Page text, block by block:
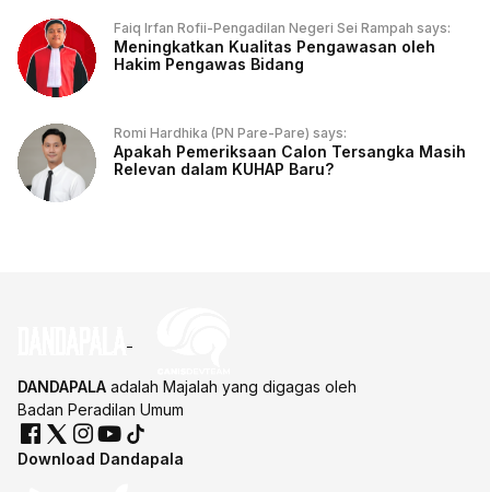
Faiq Irfan Rofii-Pengadilan Negeri Sei Rampah says:
Meningkatkan Kualitas Pengawasan oleh
Hakim Pengawas Bidang
Romi Hardhika (PN Pare-Pare) says:
Apakah Pemeriksaan Calon Tersangka Masih
Relevan dalam KUHAP Baru?
DANDAPALA adalah Majalah yang digagas oleh
Badan Peradilan Umum
Download Dandapala